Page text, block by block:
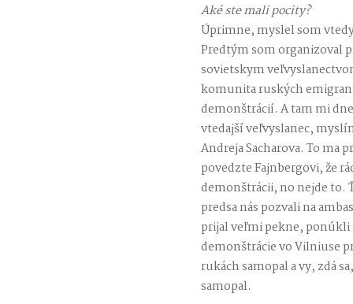
Aké ste mali pocity?
Úprimne, myslel som
Predtým som organizoval
sovietskym
komunita ruských
demonštrácií. A tam mi
vtedajší veľvyslanec,
Andreja Sacharova. To ma
povedzte Fajnbergovi, že
demonštrácii, no nejde to.
predsa nás pozvali na
prijal veľmi pekne, ponúkli
demonštrácie vo Vilniuse
rukách samopal a vy, zdá
samopal.